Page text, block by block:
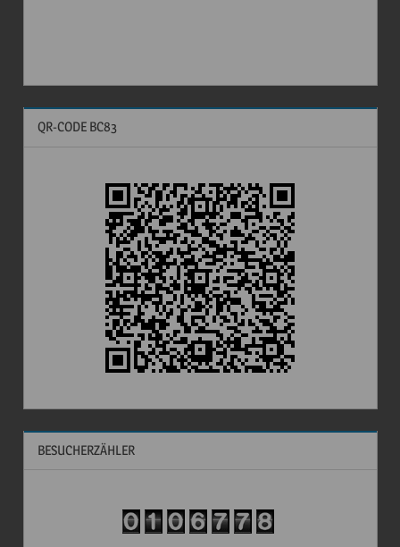
QR-CODE BC83
BESUCHERZÄHLER